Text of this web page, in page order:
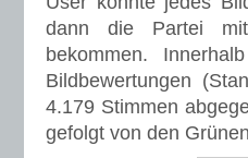
dann die Partei
bekommen.
Bildbewertungen
4.179 Stimmen
gefolgt von den